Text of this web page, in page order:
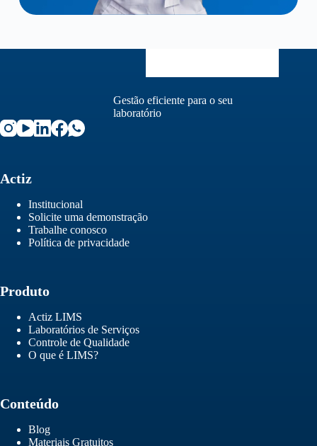
Gestão eficiente para o seu
laboratório
Actiz
Institucional
Solicite uma demonstração
Trabalhe conosco
Política de privacidade
Produto
Actiz LIMS
Laboratórios de Serviços
Controle de Qualidade
O que é LIMS?
Conteúdo
Blog
Materiais Gratuitos